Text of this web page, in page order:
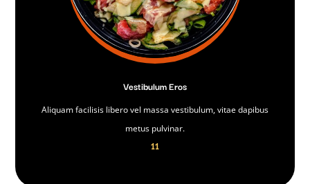
Vestibulum Eros
Aliquam facilisis libero vel massa vestibulum, vitae dapibus
metus pulvinar.
11